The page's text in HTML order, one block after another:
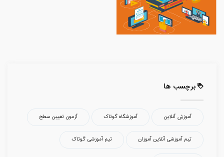
برچسب ها
آموزش آنلاین آموزشگاه گوتاک آزمون تعیین سطح
تیم آموزشی آنلاین آموزان تیم آموزشی گوتاک